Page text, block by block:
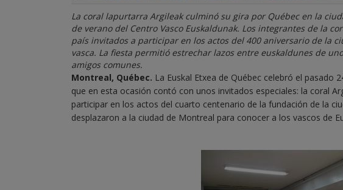
La coral lapurtarra Argileak culminó su gira por Québec en la
de verano del Centro Vasco Euskaldunak. Los integrantes de la
país invitados a participar en los actos del 400 aniversario de la
vasca. La fiesta permitió estrechar lazos entre euskaldunes de
amigos comunes.
Montreal, Québec. La Euskal Etxea de Québec celebró el
que en esta ocasión contó con unos invitados especiales: la coral
participar en los actos del cuarto centenario de la fundación de la
desplazaron a la ciudad de Montreal para conocer a los vascos de